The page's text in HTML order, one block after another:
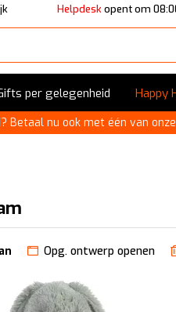
Helpdeskopent om
per gelegenheid Happy
Betaal nu ook met één van
Opg. ontwerp openen